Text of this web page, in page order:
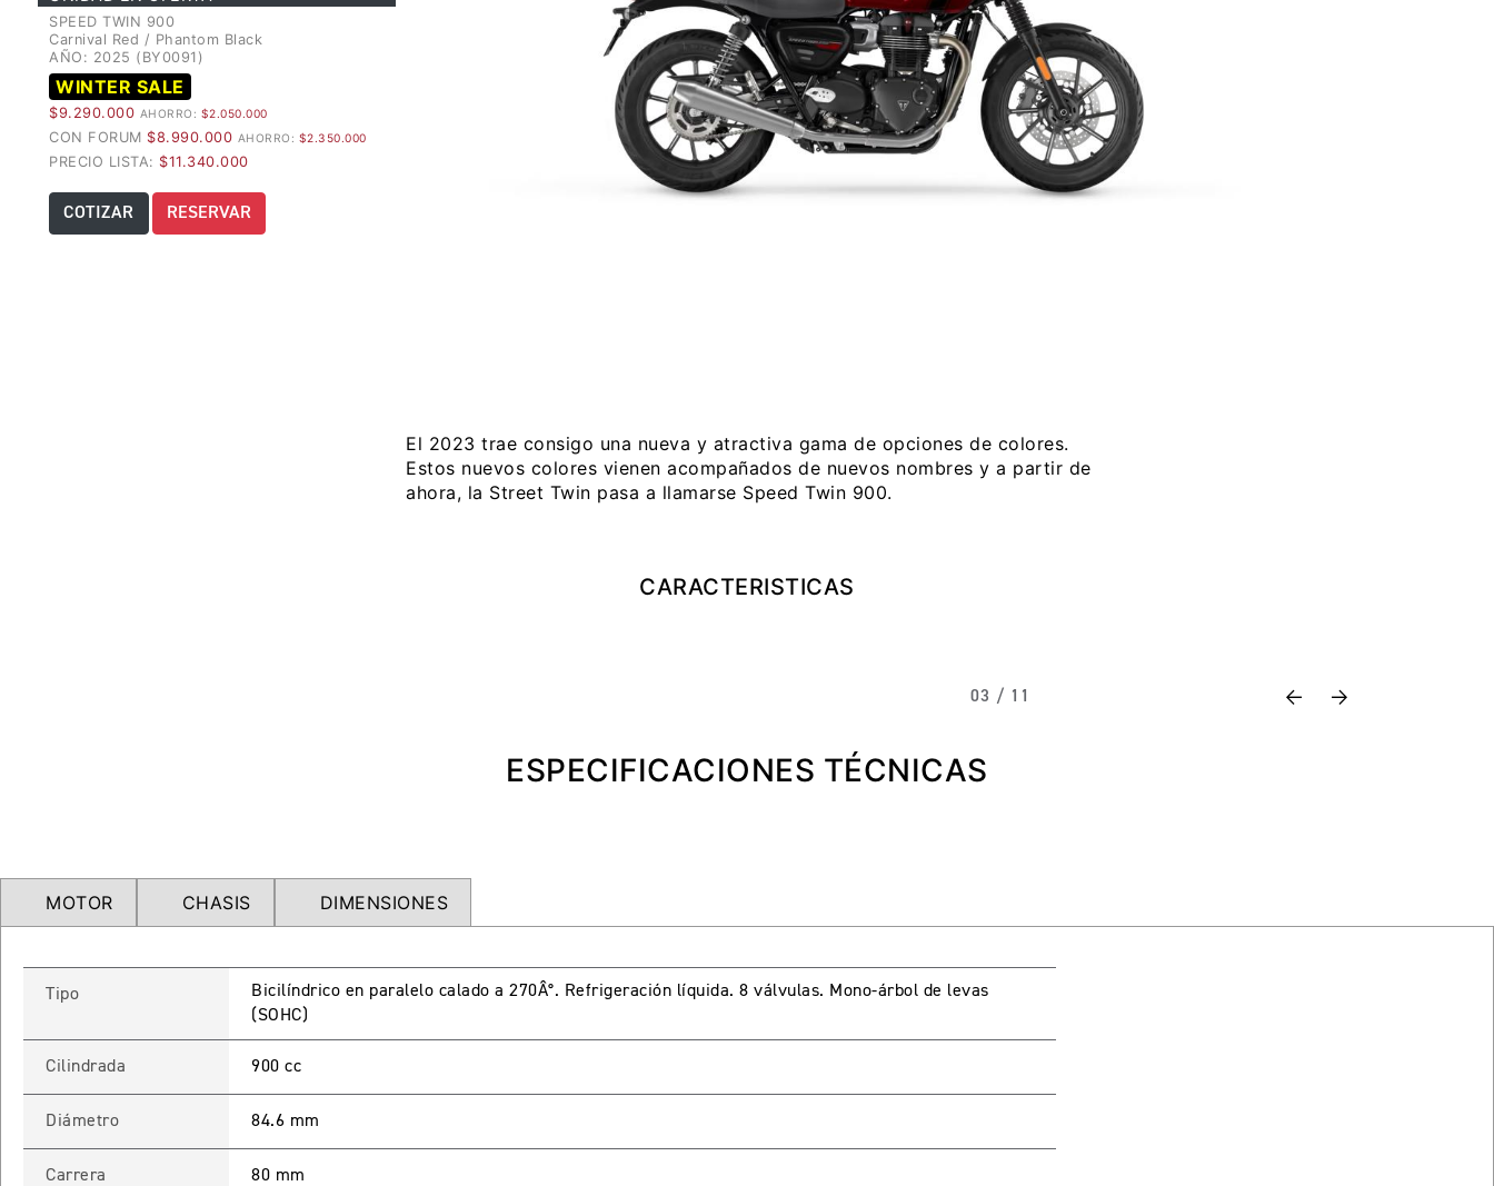
SPEED TWIN 900
Carnival Red / Phantom Black
AÑO: 2025 (BY0091)
WINTER SALE
$9.290.000 AHORRO: $2.050.000
CON FORUM $8.990.000 AHORRO: $2.350.000
PRECIO LISTA: $11.340.000
COTIZAR RESERVAR
El 2023 trae consigo una nueva y atractiva gama de opciones de colores.
Estos nuevos colores vienen acompañados de nuevos nombres y a partir de
ahora, la Street Twin pasa a llamarse Speed Twin 900.
CARACTERISTICAS
03 / 11 PreviousNext
ESPECIFICACIONES TÉCNICAS
MOTOR CHASIS DIMENSIONES
Tipo
Bicilíndrico en paralelo calado a 270Â°. Refrigeración líquida. 8 válvulas. Mono-árbol de levas
(SOHC)
Cilindrada 900 cc
Diámetro 84.6 mm
Carrera 80 mm